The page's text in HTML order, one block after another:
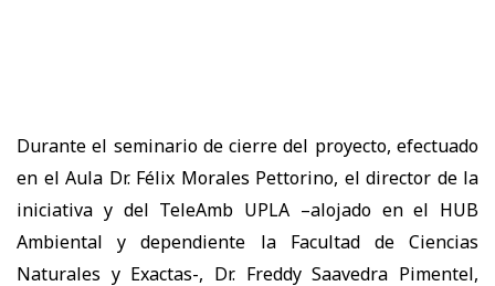
Durante el seminario de cierre del proyecto, efectuado
en el Aula Dr. Félix Morales Pettorino, el director de la
iniciativa y del TeleAmb UPLA –alojado en el HUB
Ambiental y dependiente la Facultad de Ciencias
Naturales y Exactas-, Dr. Freddy Saavedra Pimentel,